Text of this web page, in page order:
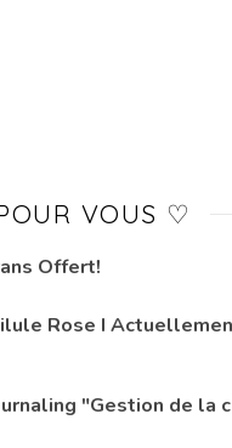
VOUS ♡
Offert!
Rose I
"Gestion de la